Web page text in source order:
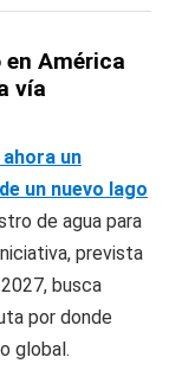
América
vía
un
un nuevo lago
de agua para
prevista
busca
por donde
global.